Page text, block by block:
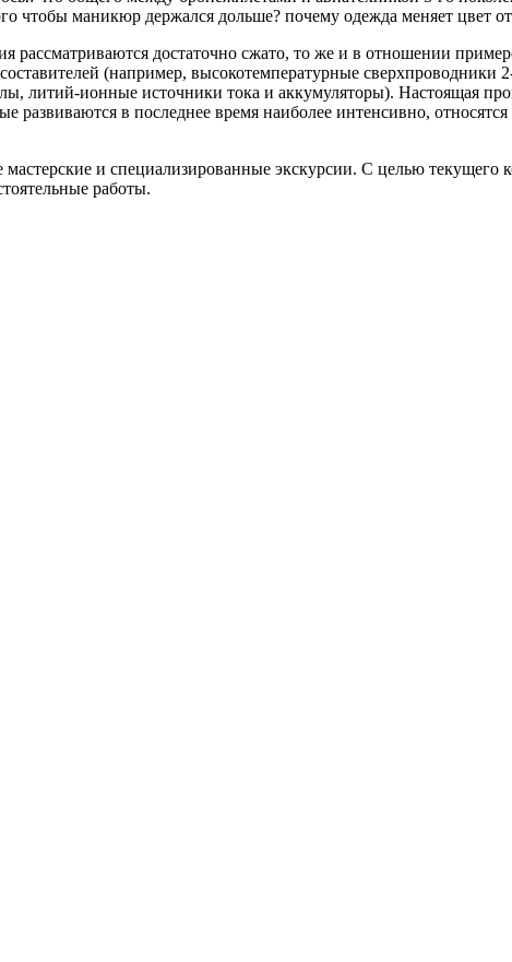
чтобы маникюр держался дольше? почему одежда меняет цвет
рассматриваются достаточно сжато, то же и в отношении
(например, высокотемпературные сверхпроводники
литий-ионные источники тока и аккумуляторы). Настоящая
развиваются в последнее время наиболее интенсивно,
и специализированные экскурсии. С целью текущего
работы.